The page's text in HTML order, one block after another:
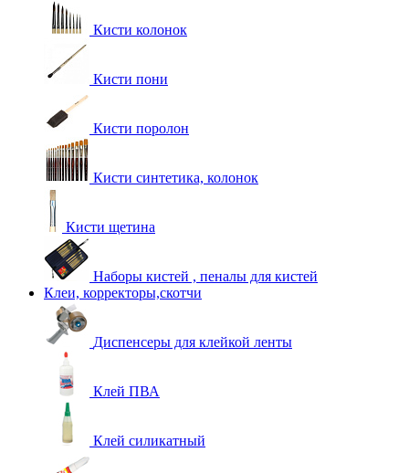
Кисти колонок
Кисти пони
Кисти поролон
Кисти синтетика, колонок
Кисти щетина
Наборы кистей , пеналы для кистей
Клеи, корректоры,скотчи
Диспенсеры для клейкой ленты
Клей ПВА
Клей силикатный